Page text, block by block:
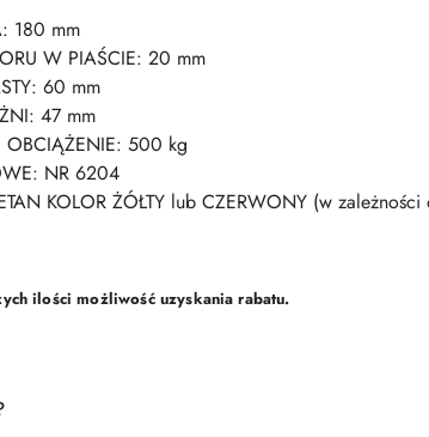
180 mm
W PIAŚCIE: 20 mm
60 mm
47 mm
OBCIĄŻENIE: 500 kg
NR 6204
KOLOR ŻÓŁTY lub CZERWONY (w
ilości możliwość uzyskania rabatu.